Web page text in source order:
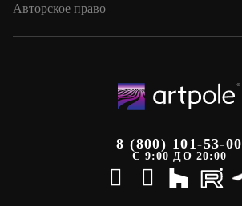
Авторское право
8 (800) 101-53-00
С 9:00 ДО 20:00